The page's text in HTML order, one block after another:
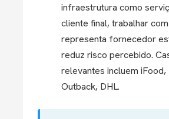
infraestrutura como
cliente final, trabalhar
representa fornecedor
reduz risco percebido.
relevantes incluem iFood,
Outback, DHL.